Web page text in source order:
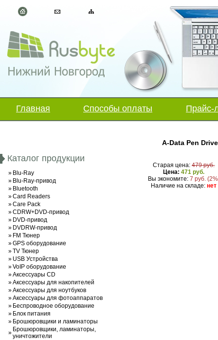
Главная Способы оплаты Прайс-
Каталог продукции
» Blu-Ray
» Blu-Ray-привод
» Bluetooth
»Card Readers
»Care Pack
»CDRW+DVD-привод
» DVD-привод
» DVDRW-привод
» FM Тюнер
»GPS оборудование
»TV Тюнер
» USB Устройства
»VoIP оборудование
»Аксессуары CD
»Аксессуары для накопителей
»Аксессуары для ноутбуков
»Аксессуары для фотоаппаратов
» Беспроводное оборудование
» Блок питания
» Брошюровщики и ламинаторы
» Брошюровщики, ламинаторы,
уничтожители
A-Data Pen
Старая цена:479 руб.
Цена:471 руб.
Вы экономите: 7 руб.
Наличие на складе:нет